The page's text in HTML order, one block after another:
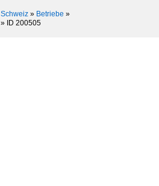
Schweiz » Betriebe »
» ID 200505